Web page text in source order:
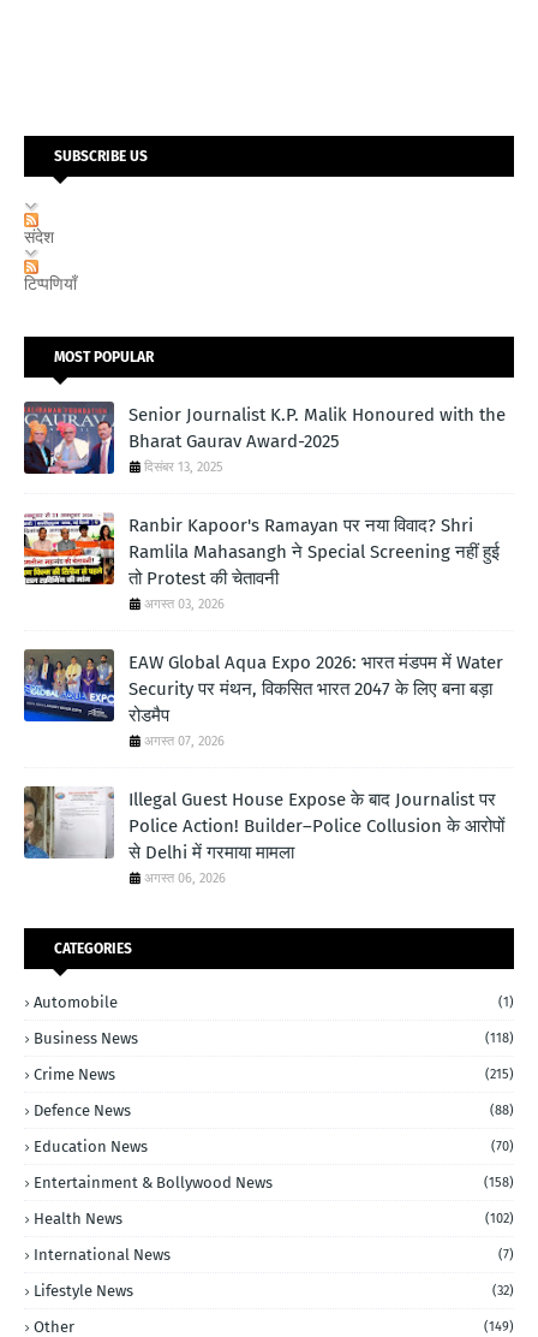
SUBSCRIBE US
संदेश
टिप्पणियाँ
MOST POPULAR
Senior Journalist K.P. Malik Honoured with the
Bharat Gaurav Award-2025
दिसंबर 13, 2025
Ranbir Kapoor's Ramayan पर नया विवाद? Shri
Ramlila Mahasangh ने Special Screening नहीं हुई
तो Protest की चेतावनी
अगस्त 03, 2026
EAW Global Aqua Expo 2026: भारत मंडपम में Water
Security पर मंथन, विकसित भारत 2047 के लिए बना बड़ा
रोडमैप
अगस्त 07, 2026
Illegal Guest House Expose के बाद Journalist पर
Police Action! Builder–Police Collusion के आरोपों
से Delhi में गरमाया मामला
अगस्त 06, 2026
CATEGORIES
Automobile (1)
Business News (118)
Crime News (215)
Defence News (88)
Education News (70)
Entertainment & Bollywood News (158)
Health News (102)
International News (7)
Lifestyle News (32)
Other (149)